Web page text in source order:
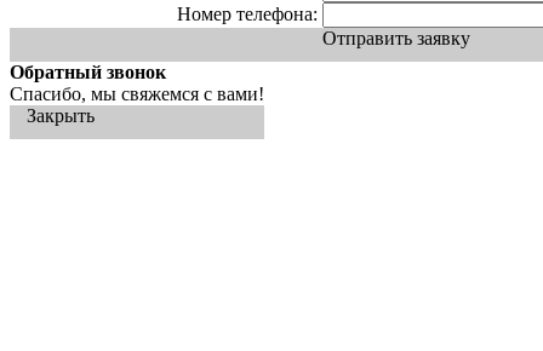
Номер телефона:
Отправить заявку
Обратный звонок
Спасибо, мы свяжемся с вами!
Закрыть